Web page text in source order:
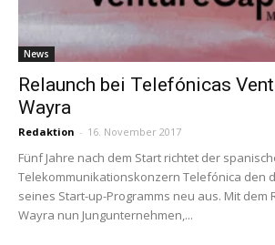
News
Relaunch bei Telefónicas
Wayra
Redaktion - 16. November 2017
Fünf Jahre nach dem Start richtet der
Telekommunikationskonzern Telefónica den
seines Start-up-Programms neu aus. Mit dem
Wayra nun Jungunternehmen,...